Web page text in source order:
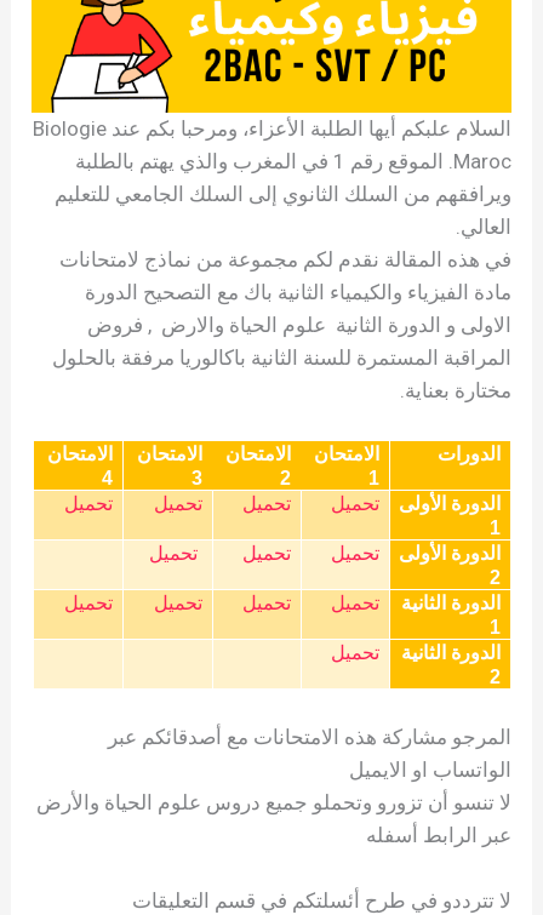
السلام علبكم أيها الطلبة الأعزاء، ومرحبا بكم عند Biologie
Maroc. الموقع رقم 1 في المغرب والذي يهتم بالطلبة
ويرافقهم من السلك الثانوي إلى السلك الجامعي للتعليم
العالي.
في هذه المقالة نقدم لكم مجموعة من نماذج لامتحانات
مادة الفيزياء والكيمياء الثانية باك مع التصحيح الدورة
الاولى و الدورة الثانية علوم الحياة والارض , فروض
المراقبة المستمرة للسنة الثانية باكالوريا مرفقة بالحلول
مختارة بعناية.
الدورات
الامتحان
1
الامتحان
2
الامتحان
3
الامتحان
4
الدورة الأولى
1
تحميل تحميل تحميل تحميل
الدورة الأولى
2
تحميل تحميل تحميل
الدورة الثانية
1
تحميل تحميل تحميل تحميل
الدورة الثانية
2
تحميل
المرجو مشاركة هذه الامتحانات مع أصدقائكم عبر
الواتساب او الايميل
لا تنسو أن تزورو وتحملو جميع دروس علوم الحياة والأرض
عبر الرابط أسفله
لا تترددو في طرح أئسلتكم في قسم التعليقات